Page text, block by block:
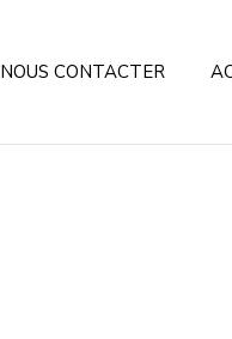
NOUS CONTACTER